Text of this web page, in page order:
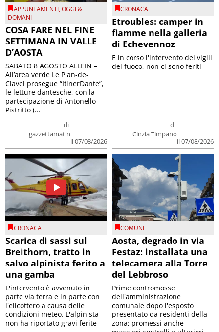
APPUNTAMENTI,OGGI &
DOMANI
COSA FARE NEL FINE
SETTIMANA IN VALLE
D’AOSTA
di
gazzettamatin
il 07/08/2026
SABATO 8 AGOSTO ALLEIN –
All’area verde Le Plan-de-
Clavel prosegue “ItinerDante”,
le letture dantesche, con la
partecipazione di Antonello
Pistritto (...
CRONACA
Etroubles: camper in
fiamme nella galleria
di Echevennoz
di
Cinzia Timpano
il 07/08/2026
E in corso l'intervento dei vigili
del fuoco, non ci sono feriti
CRONACA
Scarica di sassi sul
Breithorn, tratto in
salvo alpinista ferito a
una gamba
L'intervento è avvenuto in
parte via terra e in parte con
l'elicottero a causa delle
condizioni meteo. L'alpinista
non ha riportato gravi ferite
COMUNI
Aosta, degrado in via
Festaz: installata una
telecamera alla Torre
del Lebbroso
Prime contromosse
dell'amministrazione
comunale dopo l'esposto
presentato da residenti della
zona; promessi anche